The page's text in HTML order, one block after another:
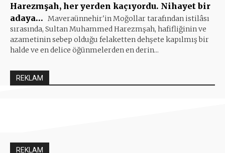
Harezmşah, her yerden kaçıyordu. Nihayet bir
adaya… Maveraünnehir'in Moğollar tarafından istilâsı
sırasında, Sultan Muhammed Harezmşah, hafifliğinin ve
azametinin sebep olduğu felaketten dehşete kapılmış bir
halde ve en delice öğünmelerden en derin...
REKLAM
REKLAM